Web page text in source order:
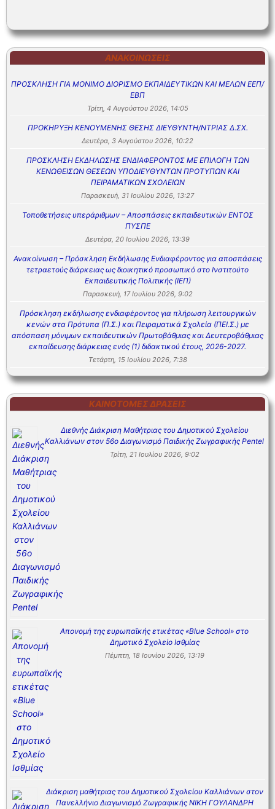
ΑΝΑΚΟΙΝΏΣΕΙΣ
ΠΡΟΣΚΛΗΣΗ ΓΙΑ ΜΟΝΙΜΟ ΔΙΟΡΙΣΜΟ ΕΚΠΑΙΔΕΥΤΙΚΩΝ ΚΑΙ ΜΕΛΩΝ ΕΕΠ/
ΕΒΠ
Τρίτη, 4 Αυγούστου 2026, 14:05
ΠΡΟΚΗΡΥΞΗ ΚΕΝΟΥΜΕΝΗΣ ΘΕΣΗΣ ΔΙΕΥΘΥΝΤΗ/ΝΤΡΙΑΣ Δ.ΣΧ.
Δευτέρα, 3 Αυγούστου 2026, 10:22
ΠΡΟΣΚΛΗΣΗ ΕΚΔΗΛΩΣΗΣ ΕΝΔΙΑΦΕΡΟΝΤΟΣ ΜΕ ΕΠΙΛΟΓΗ ΤΩΝ
ΚΕΝΩΘΕΙΣΩΝ ΘΕΣΕΩΝ ΥΠΟΔΙΕΥΘΥΝΤΩΝ ΠΡΟΤΥΠΩΝ ΚΑΙ
ΠΕΙΡΑΜΑΤΙΚΩΝ ΣΧΟΛΕΙΩΝ
Παρασκευή, 31 Ιουλίου 2026, 13:27
Τοποθετήσεις υπεράριθμων – Αποσπάσεις εκπαιδευτικών ΕΝΤΟΣ
ΠΥΣΠΕ
Δευτέρα, 20 Ιουλίου 2026, 13:39
Ανακοίνωση – Πρόσκληση Εκδήλωσης Ενδιαφέροντος για αποσπάσεις
τετραετούς διάρκειας ως διοικητικό προσωπικό στο Ινστιτούτο
Εκπαιδευτικής Πολιτικής (ΙΕΠ)
Παρασκευή, 17 Ιουλίου 2026, 9:02
Πρόσκληση εκδήλωσης ενδιαφέροντος για πλήρωση λειτουργικών
κενών στα Πρότυπα (Π.Σ.) και Πειραματικά Σχολεία (ΠΕΙ.Σ.) με
απόσπαση μόνιμων εκπαιδευτικών Πρωτοβάθμιας και Δευτεροβάθμιας
εκπαίδευσης διάρκειας ενός (1) διδακτικού έτους, 2026-2027.
Τετάρτη, 15 Ιουλίου 2026, 7:38
ΚΑΙΝΟΤΌΜΕΣ ΔΡΆΣΕΙΣ
Διεθνής Διάκριση Μαθήτριας του Δημοτικού Σχολείου
Καλλιάνων στον 56ο Διαγωνισμό Παιδικής Ζωγραφικής Pentel
Τρίτη, 21 Ιουλίου 2026, 9:02
Απονομή της ευρωπαϊκής ετικέτας «Blue School» στο
Δημοτικό Σχολείο Ισθμίας
Πέμπτη, 18 Ιουνίου 2026, 13:19
Διάκριση μαθήτριας του Δημοτικού Σχολείου Καλλιάνων στον
Πανελλήνιο Διαγωνισμό Ζωγραφικής ΝΙΚΗ ΓΟΥΛΑΝΔΡΗ